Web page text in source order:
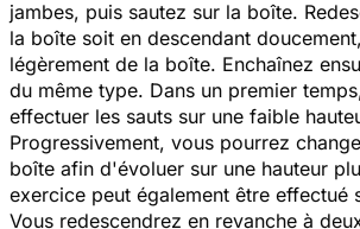
jambes, puis sautez sur la boîte.
la boîte soit en descendant
légèrement de la boîte. Enchaînez
du même type. Dans un premier
effectuer les sauts sur une faible
Progressivement, vous pourrez
boîte afin d'évoluer sur une hauteur
exercice peut également être effectué
Vous redescendrez en revanche à